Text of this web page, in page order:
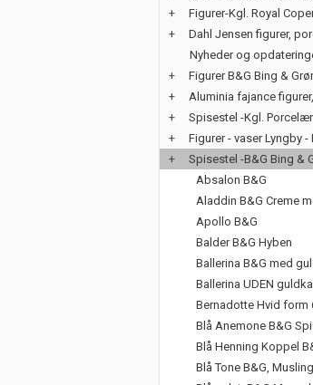
+
Figurer-Kgl. Royal
+
Dahl Jensen figurer,
Nyheder og
+
Figurer B&G Bing &
+
Aluminia fajance
+
Spisestel -Kgl.
+
Figurer - vaser Lyngby -
+
Spisestel -B&G Bing &
Absalon B&G
Aladdin B&G Creme
Apollo B&G
Balder B&G Hyben
Ballerina B&G med
Ballerina UDEN
Bernadotte Hvid form
Blå Anemone B&G
Blå Henning Koppel
Blå Tone B&G,